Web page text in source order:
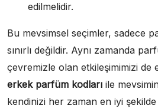
edilmelidir.
Bu mevsimsel seçimler, sadece
sınırlı değildir. Aynı zamanda
çevremizle olan etkileşimimizi de
erkek parfüm kodları ile
kendinizi her zaman en iyi